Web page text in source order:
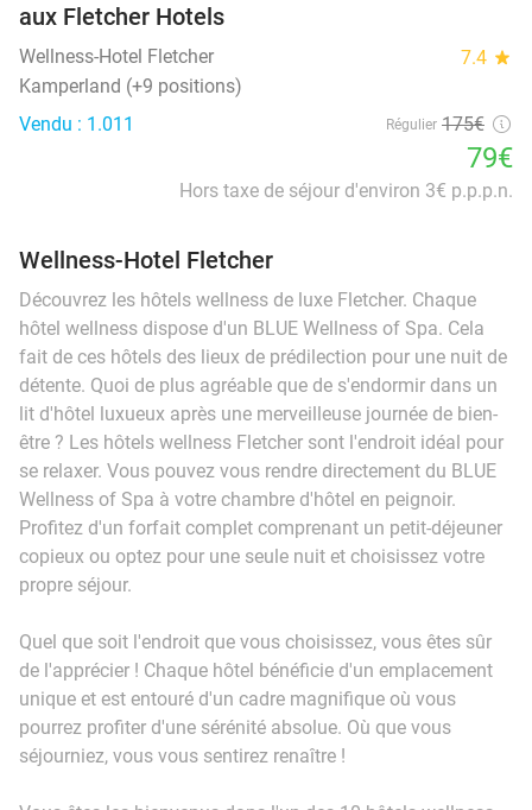
aux Fletcher Hotels
Wellness-Hotel Fletcher 7.4 star
Kamperland (+9 positions)
Vendu : 1.011
Régulier 175€
79€
Hors taxe de séjour d'environ 3€ p.p.p.n.
Wellness-Hotel Fletcher
Découvrez les hôtels wellness de luxe Fletcher. Chaque
hôtel wellness dispose d'un BLUE Wellness of Spa. Cela
fait de ces hôtels des lieux de prédilection pour une nuit de
détente. Quoi de plus agréable que de s'endormir dans un
lit d'hôtel luxueux après une merveilleuse journée de bien-
être ? Les hôtels wellness Fletcher sont l'endroit idéal pour
se relaxer. Vous pouvez vous rendre directement du BLUE
Wellness of Spa à votre chambre d'hôtel en peignoir.
Profitez d'un forfait complet comprenant un petit-déjeuner
copieux ou optez pour une seule nuit et choisissez votre
propre séjour.
Quel que soit l'endroit que vous choisissez, vous êtes sûr
de l'apprécier ! Chaque hôtel bénéficie d'un emplacement
unique et est entouré d'un cadre magnifique où vous
pourrez profiter d'une sérénité absolue. Où que vous
séjourniez, vous vous sentirez renaître !